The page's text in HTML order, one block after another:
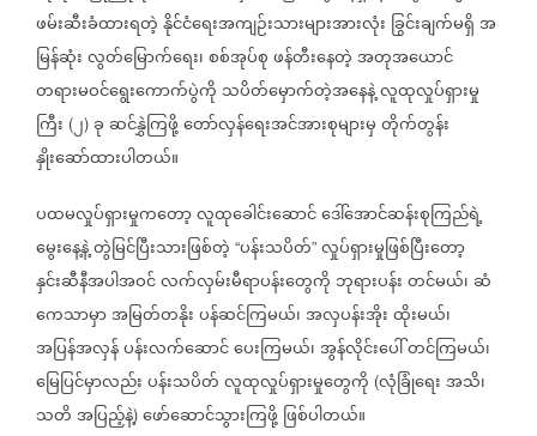
ဖမ်းဆီးခံထားရတဲ့နိုင်ငံရေးအကျဉ်းသားများအားလုံး ခြွင်းချက်မရှိအ
မြန်ဆုံးလွတ်မြောက်ရေး၊စစ်အုပ်စုဖန်တီးနေတဲ့အတုအယောင်
တရားမဝင်ရွေးကောက်ပွဲကို သပိတ်မှောက်တဲ့အနေနဲ့လူထုလှုပ်ရှားမှု
ကြီး (၂) ခုဆင်နွှဲကြဖို့တော်လှန်ရေးအင်အားစုများမှတိုက်တွန်း
နှိုးဆော်ထားပါတယ်။
ပထမလှုပ်ရှားမှုကတော့လူထုခေါင်းဆောင်ဒေါ်အောင်ဆန်းစုကြည်ရဲ့
မွေးနေ့နဲ့တွဲမြင်ပြီးသားဖြစ်တဲ့ “ပန်းသပိတ်” လှုပ်ရှားမှုဖြစ်ပြီးတော့
နှင်းဆီနီအပါအဝင်လက်လှမ်းမီရာပန်းတွေကို ဘုရားပန်းတင်မယ်၊ဆံ
ကေသာမှာအမြတ်တနိုးပန်ဆင်ကြမယ်၊အလှပန်းအိုးထိုးမယ်၊
အပြန်အလှန်ပန်းလက်ဆောင်ပေးကြမယ်၊အွန်လိုင်းပေါ်တင်ကြမယ်၊
မြေပြင်မှာလည်းပန်းသပိတ်လူထုလှုပ်ရှားမှုတွေကို (လုံခြုံရေးအသိ၊
သတိအပြည့်နဲ့) ဖော်ဆောင်သွားကြဖို့ဖြစ်ပါတယ်။